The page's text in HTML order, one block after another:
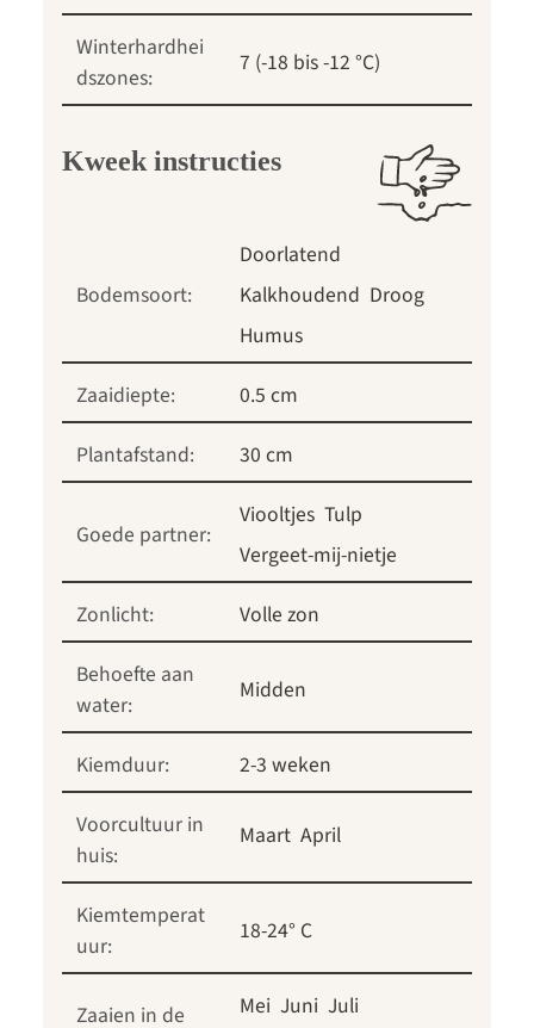
Winterhardhei
dszones:
7 (-18 bis -12 °C)
Kweek instructies
Bodemsoort:
Doorlatend
Kalkhoudend Droog
Humus
Zaaidiepte:
0.5 cm
Plantafstand:
30 cm
Goede partner:
Viooltjes Tulp
Vergeet-mij-nietje
Zonlicht:
Volle zon
Behoefte aan
water:
Midden
Kiemduur:
2-3 weken
Voorcultuur in
huis:
Maart April
Kiemtemperat
uur:
18-24° C
Zaaien in de Mei Juni Juli